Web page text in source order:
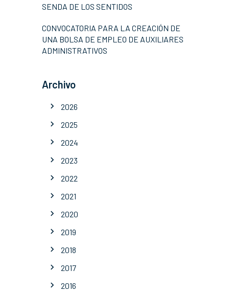
SENDA DE LOS SENTIDOS
CONVOCATORIA PARA LA CREACIÓN DE
UNA BOLSA DE EMPLEO DE AUXILIARES
ADMINISTRATIVOS
Archivo
2026
2025
2024
2023
2022
2021
2020
2019
2018
2017
2016